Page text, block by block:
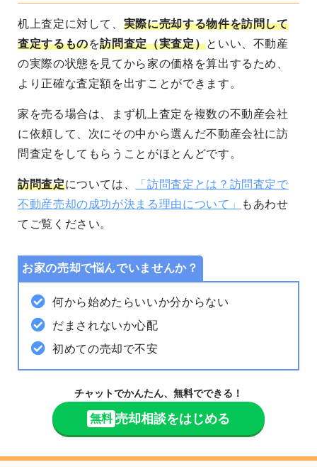
机上査定に対して、 実際に売却する物件を訪問して
査定するものを訪問査定（実査定）といい、不動産
の実際の状態を見てから家の価格を算出するため、
より正確な査定額を出すことができます。
家を売る場合は、まず机上査定を複数の不動産会社
に依頼して、次にその中から選んだ不動産会社に訪
問査定をしてもらうことがほとんどです。
訪問査定については、
「訪問査定とは？訪問査定で
不動産売却の成功が決まる理由について」
もあわせ
てご覧ください。
お家の売却で悩んでいませんか？
何から始めたらいいか分からない
だまされないか心配
初めての売却で不安
チャットでかんたん、無料でできる！
無料 売却相談をはじめる